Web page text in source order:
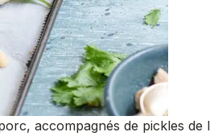
accompagnés de pickles